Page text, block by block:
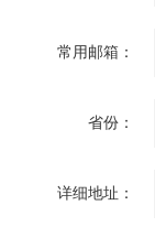
常用邮箱：
省份：
详细地址：